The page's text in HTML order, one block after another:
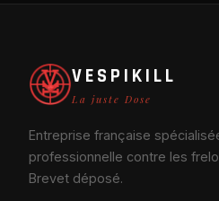
VESPIKILL
La juste Dose
Entreprise française
professionnelle contre les
Brevet déposé.